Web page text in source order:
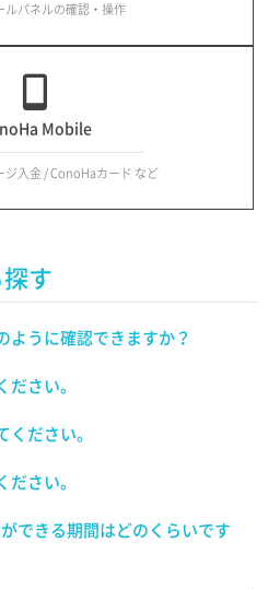
ルパネルの確認・操作
Mobile
ジ入金 / ConoHaカード など
す
ように確認できますか？
さい。
ださい。
さい。
できる期間はどのくらいです